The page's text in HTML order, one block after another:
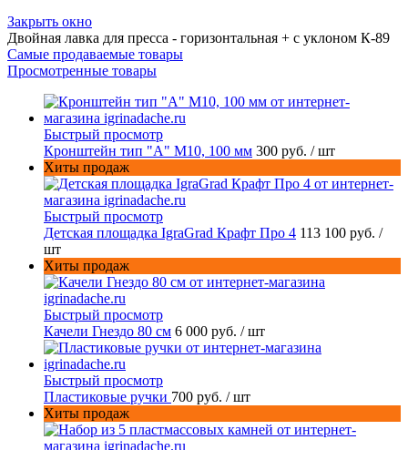
Закрыть окно
Двойная лавка для пресса - горизонтальная + с уклоном К-89
Самые продаваемые товары
Просмотренные товары
Быстрый просмотр
Кронштейн тип "A" M10, 100 мм 300 руб. / шт
Хиты продаж
Быстрый просмотр
Детская площадка IgraGrad Крафт Про 4 113 100 руб. /
шт
Хиты продаж
Быстрый просмотр
Качели Гнездо 80 см 6 000 руб. / шт
Быстрый просмотр
Пластиковые ручки 700 руб. / шт
Хиты продаж